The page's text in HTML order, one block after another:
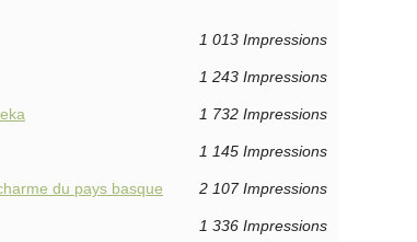
1 013 Impressions
1 243 Impressions
1 732 Impressions
1 145 Impressions
du pays basque 2 107 Impressions
1 336 Impressions